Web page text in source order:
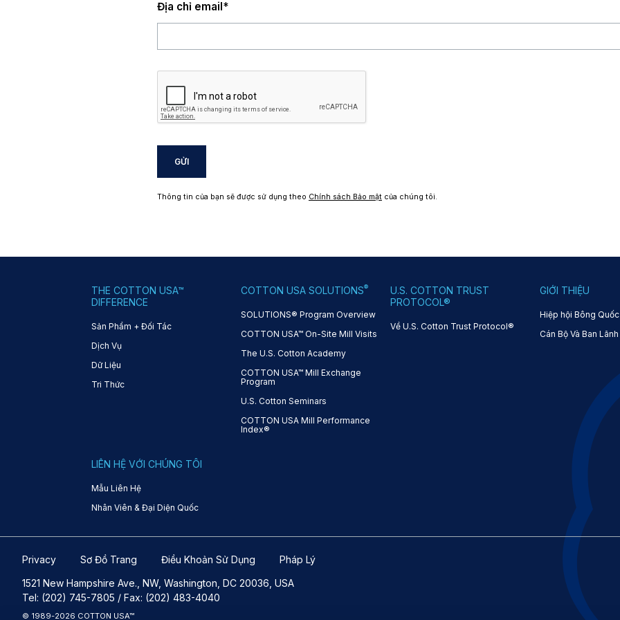
Địa chỉ email *
GỬI
Thông tin của bạn sẽ được sử dụng theo Chính sách Bảo mậtcủa chúng tôi.
THE COTTON USA™
DIFFERENCE
Sản Phẩm + Đối Tác
Dịch Vụ
Dữ Liệu
Tri Thức
COTTON USA SOLUTIONS®
SOLUTIONS® Program Overview
COTTON USA™ On-Site Mill Visits
The U.S. Cotton Academy
COTTON USA™ Mill Exchange
Program
U.S. Cotton Seminars
COTTON USA Mill Performance
Index®
U.S. COTTON TRUST
PROTOCOL®
Về U.S. Cotton Trust Protocol®
GIỚI THIỆU
Hiệp hội Bông
Cán Bộ Và Ban
LIÊN HỆ VỚI CHÚNG TÔI
Mẫu Liên Hệ
Nhân Viên & Đại Diện Quốc
Privacy Sơ Đồ Trang Điều Khoản Sử Dụng
Pháp Lý
1521 New Hampshire Ave., NW, Washington, DC 20036, USA
Tel: (202) 745-7805 / Fax: (202) 483-4040
© 1989-2026 COTTON USA™